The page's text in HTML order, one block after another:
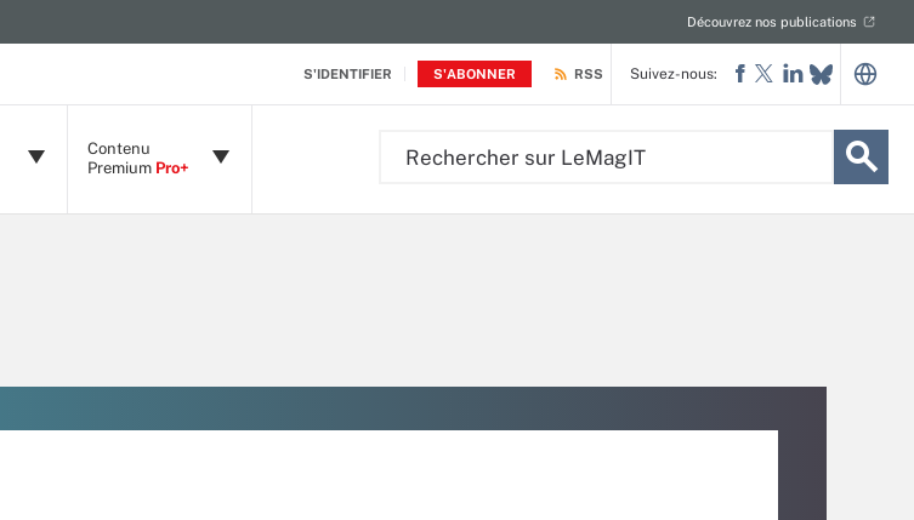
S'IDENTIFIER S'ABONNER
Découvrez nos publications
RSS
Contenu
Premium Pro+
Suivez-nous: